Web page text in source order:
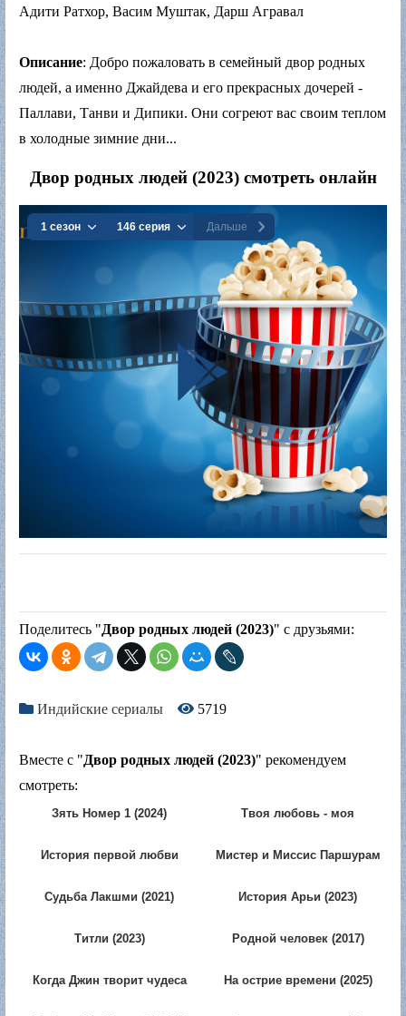
Адити Ратхор, Васим Муштак, Дарш Агравал
Описание: Добро пожаловать в семейный двор родных
людей, а именно Джайдева и его прекрасных дочерей -
Паллави, Танви и Дипики. Они согреют вас своим теплом
в холодные зимние дни...
Двор родных людей (2023) смотреть онлайн
Поделитесь "Двор родных людей (2023)" с друзьями:
Индийские сериалы 5719
Вместе с "Двор родных людей (2023)" рекомендуем
смотреть:
Зять Номер 1 (2024)
Твоя любовь - моя
История первой любви
Мистер и Миссис Паршурам
Судьба Лакшми (2021) История Арьи (2023)
Титли (2023) Родной человек (2017)
Когда Джин творит чудеса
На острие времени (2025)